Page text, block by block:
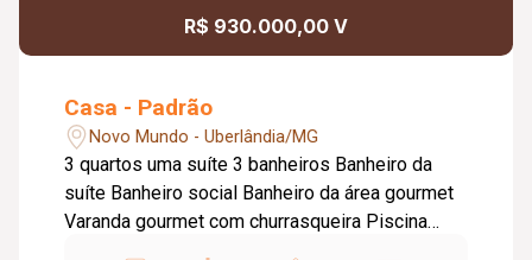
R$ 930.000,00 V
Casa - Padrão
Novo Mundo - Uberlândia/MG
3 quartos uma suíte 3 banheiros Banheiro da
suíte Banheiro social Banheiro da área gourmet
Varanda gourmet com churrasqueira Piscina